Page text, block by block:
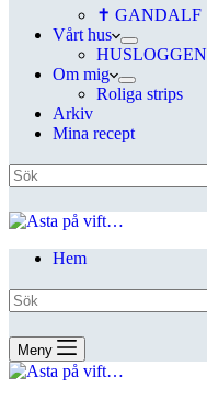
✝ GANDALF
Vårt hus
HUSLOGGEN
Om mig
Roliga strips
Arkiv
Mina recept
Hem
Meny